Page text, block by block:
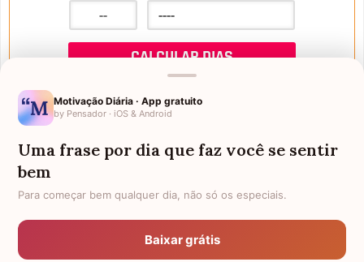
Mensagens de Aniversário
FALTAM 3 DIAS PARA O MEU
ANIVERSÁRIO
Motivação Diária · App gratuito
by Pensador · iOS & Android
Uma frase por dia que faz você se sentir
bem
Para começar bem qualquer dia, não só os especiais.
Baixar grátis